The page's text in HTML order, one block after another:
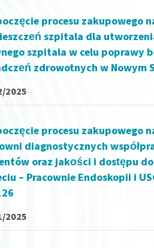
procesu zakupowego
szpitala dla
szpitala w celu
zdrowotnych w Nowym
2025
procesu zakupowego
diagnostycznych
oraz jakości i dostępu
– Pracownie Endoskopii i
2025